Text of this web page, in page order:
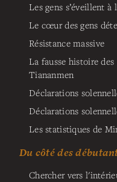
Les gens s’éveillent à
Le cœur des gens
Résistance massive
La fausse histoire
Tiananmen
Déclarations
Déclarations
Les statistiques de
Du côté des
Chercher vers